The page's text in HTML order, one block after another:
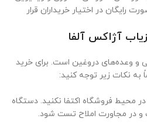
رایگان در اختیار خریداران قرار
آژاکس آلفا
و وعده‌های دروغین است. برای خرید
به نکات زیر توجه کنید:
محیط فروشگاه اکتفا نکنید. دستگاه
و در مجاورت املاح تست شود.